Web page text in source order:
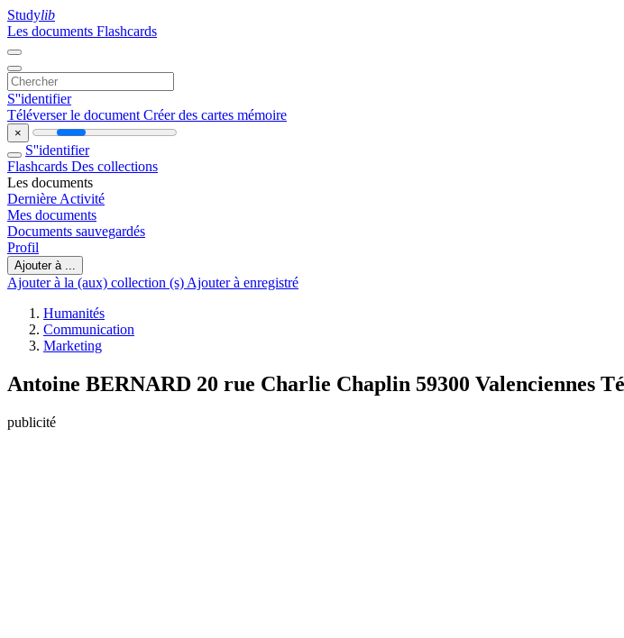
Studylib
Les documents Flashcards
S''identifier
Téléverser le document Créer des cartes mémoire
×
S''identifier
Flashcards Des collections
Les documents
Dernière Activité
Mes documents
Documents sauvegardés
Profil
Ajouter à ...
Ajouter à la (aux) collection (s) Ajouter à enregistré
Humanités
Communication
Marketing
Antoine BERNARD 20 rue Charlie Chaplin 59300 Valenciennes
publicité